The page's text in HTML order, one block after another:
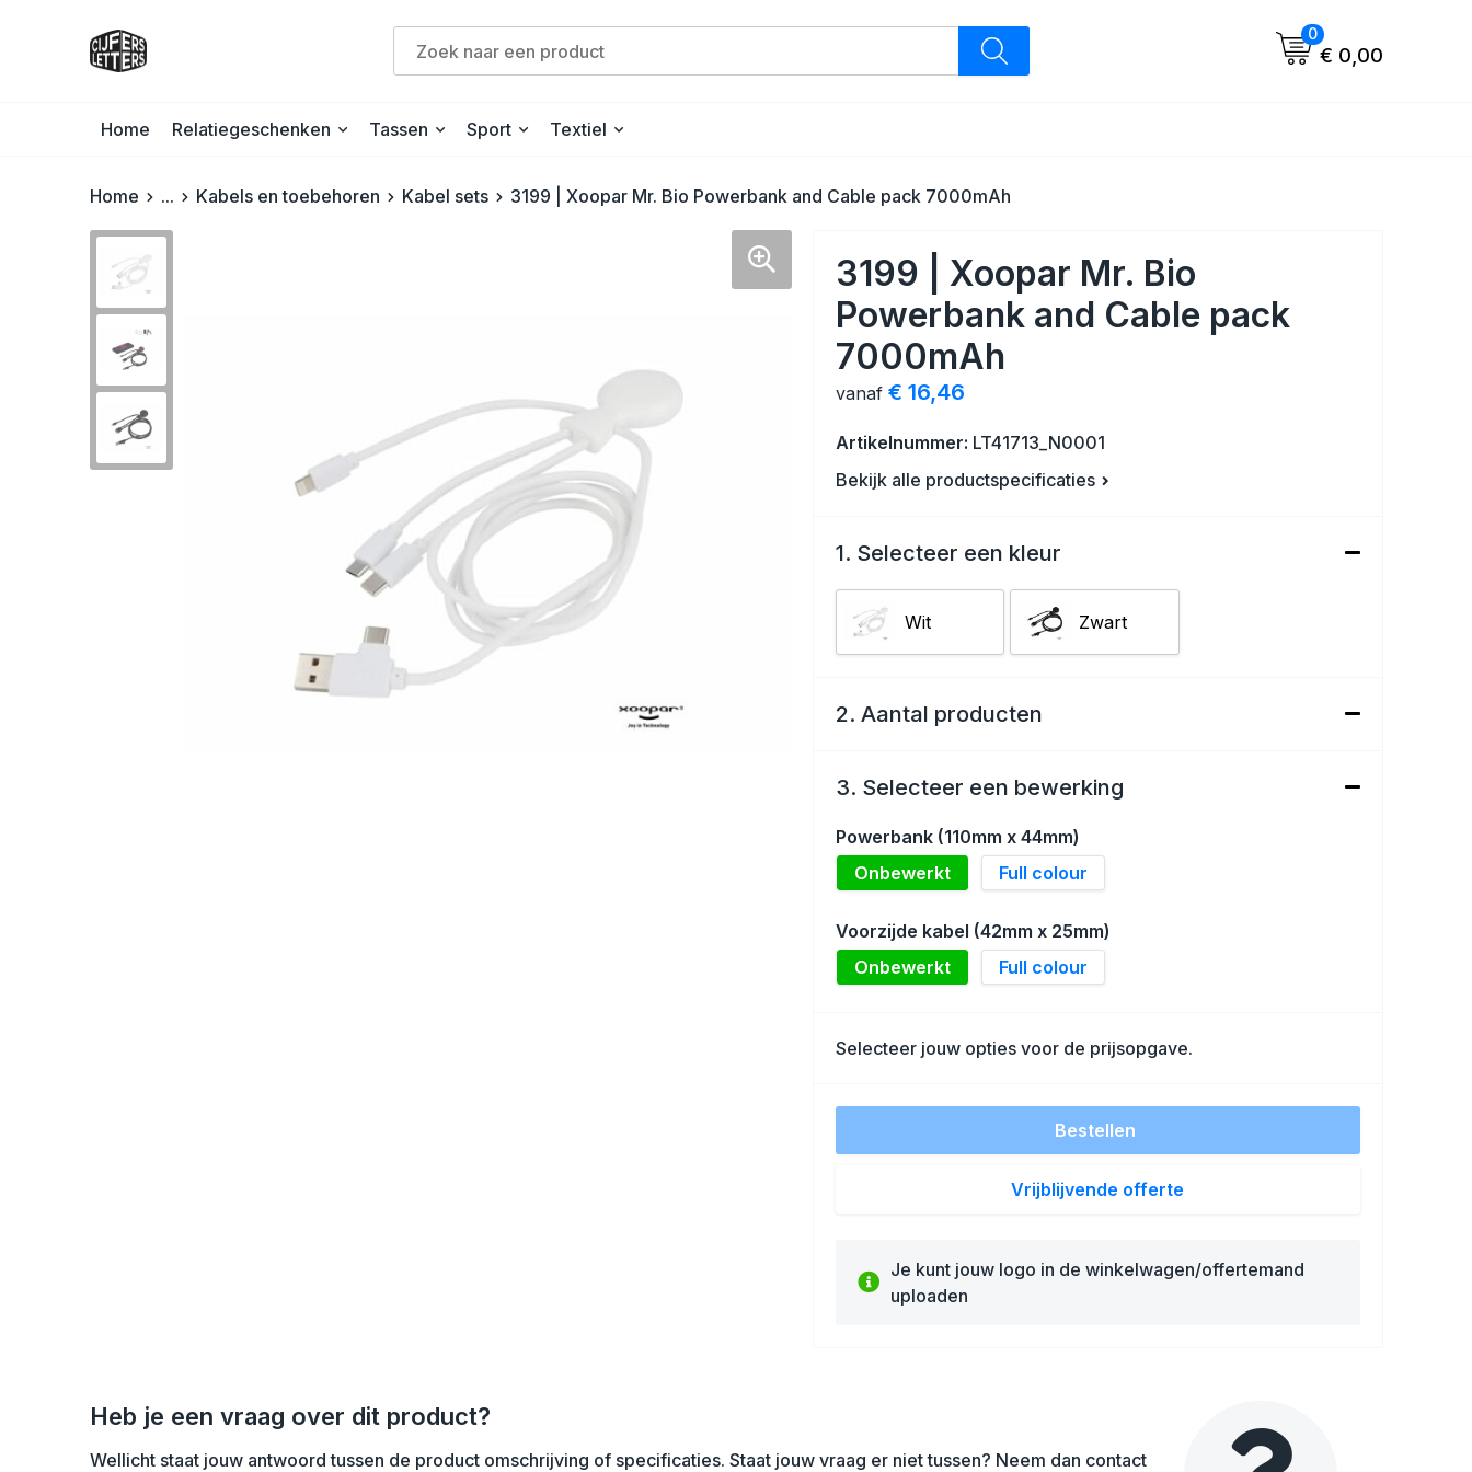
0
€ 0,00
Home Relatiegeschenken Tassen Sport Textiel
Home ... Kabels en toebehoren Kabel sets 3199 | Xoopar Mr. Bio Powerbank and Cable pack 7000mAh
3199 | Xoopar Mr. Bio
Powerbank and Cable pack
7000mAh
vanaf € 16,46
Artikelnummer: LT41713_N0001
Bekijk alle productspecificaties
1. Selecteer een kleur
Wit Zwart
2. Aantal producten
3. Selecteer een bewerking
Powerbank (110mm x 44mm)
Onbewerkt
Full colour
Voorzijde kabel (42mm x 25mm)
Onbewerkt
Full colour
Selecteer jouw opties voor de prijsopgave.
Bestellen
Vrijblijvende offerte
Je kunt jouw logo in de winkelwagen/offertemand
uploaden
Heb je een vraag over dit product?
Wellicht staat jouw antwoord tussen de product omschrijving of specificaties. Staat jouw vraag er niet tussen? Neem dan contact